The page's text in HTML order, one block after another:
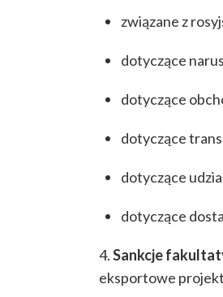
związane z
dotyczące
dotyczące
dotyczące
dotyczące
dotyczące
4.Sankcje
eksportowe